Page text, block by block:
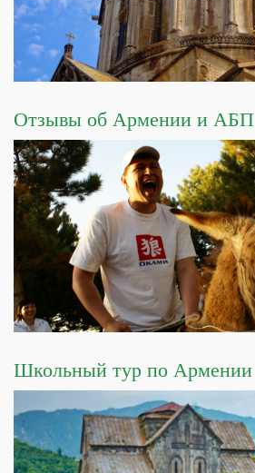
Отзывы об Армении и АБП
Школьный тур по Армении